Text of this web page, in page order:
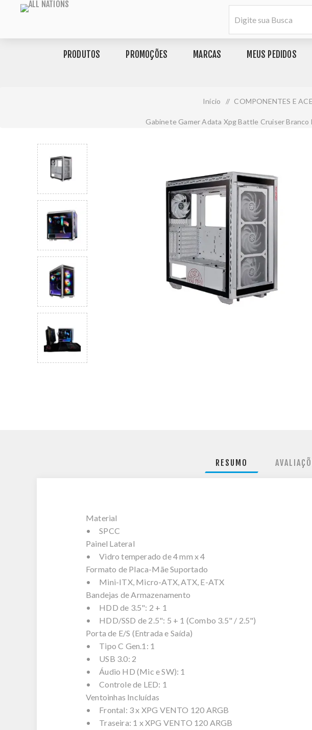
PRODUTOS PROMOÇÕES MARCAS MEUS PEDIDOS
Início / COMPONENTES E
Gabinete Gamer Adata Xpg Battle Cruiser
RESUMO
Material
• SPCC
Painel Lateral
• Vidro temperado de 4 mm x 4
Formato de Placa-Mãe Suportado
• Mini-ITX, Micro-ATX, ATX, E-ATX
Bandejas de Armazenamento
• HDD de 3.5": 2 + 1
• HDD/SSD de 2.5": 5 + 1 (Combo 3.5" / 2.5")
Porta de E/S (Entrada e Saída)
• Tipo C Gen.1: 1
• USB 3.0: 2
• Áudio HD (Mic e SW): 1
• Controle de LED: 1
Ventoinhas Incluídas
• Frontal: 3 x XPG VENTO 120 ARGB
• Traseira: 1 x XPG VENTO 120 ARGB